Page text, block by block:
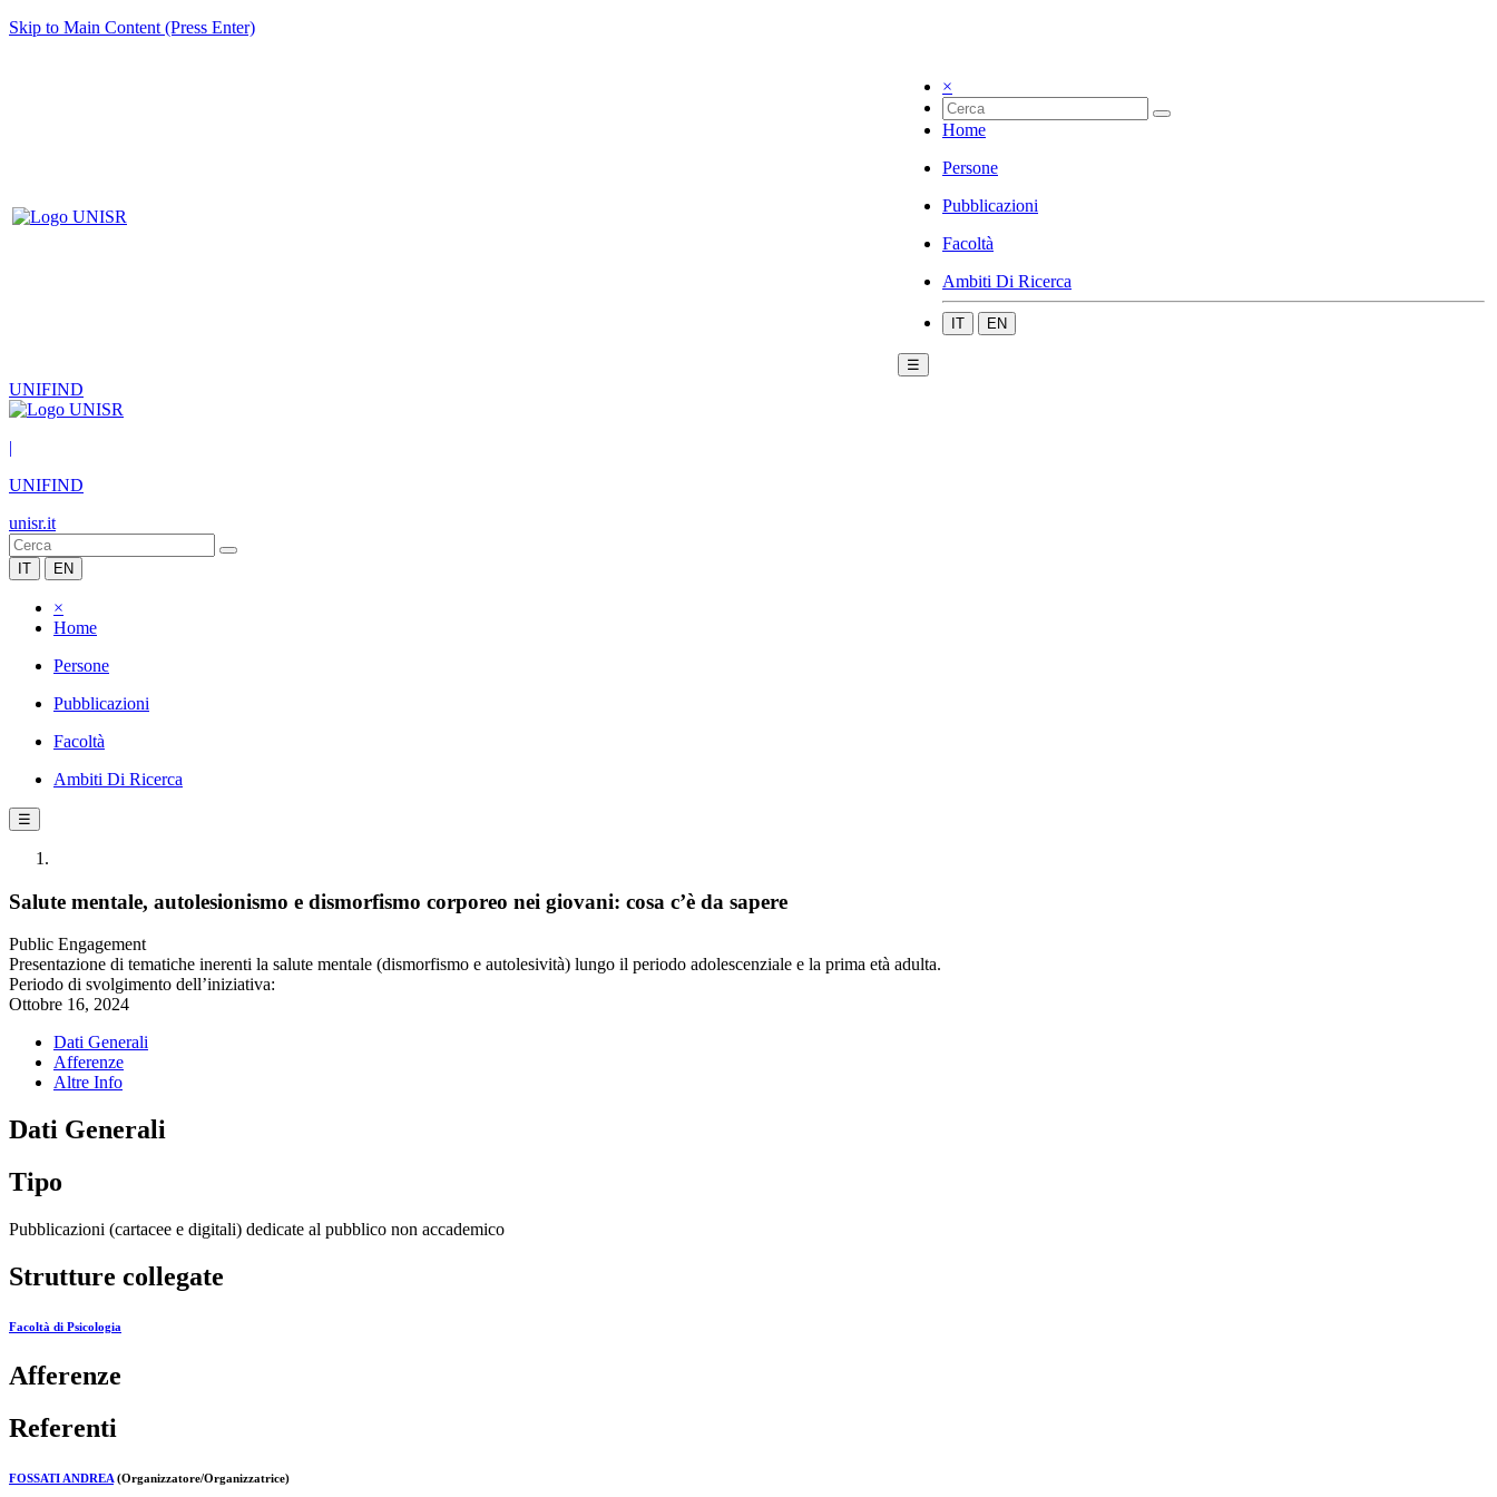
Skip to Main Content (Press Enter)
×
Home
Persone
Pubblicazioni
Facoltà
Ambiti Di Ricerca
IT EN
☰
UNIFIND
|
UNIFIND
unisr.it
IT EN
×
Home
Persone
Pubblicazioni
Facoltà
Ambiti Di Ricerca
☰
Salute mentale, autolesionismo e dismorfismo corporeo nei giovani: cosa c’è da sapere
Public Engagement
Presentazione di tematiche inerenti la salute mentale (dismorfismo e autolesività) lungo il periodo adolescenziale e la prima età adulta.
Periodo di svolgimento dell’iniziativa:
Ottobre 16, 2024
Dati Generali
Afferenze
Altre Info
Dati Generali
Tipo
Pubblicazioni (cartacee e digitali) dedicate al pubblico non accademico
Strutture collegate
Facoltà di Psicologia
Afferenze
Referenti
FOSSATI ANDREA (Organizzatore/Organizzatrice)